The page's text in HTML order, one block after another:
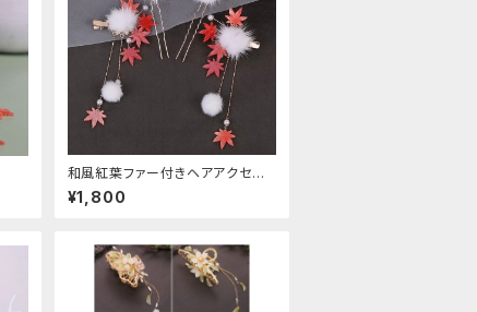
和風紅葉ファー付きヘアアクセサ
リー
¥1,800